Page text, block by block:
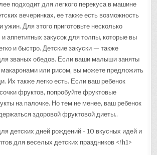
подходит для легкого перекуса в машине
вечеринках, ее также есть возможность
ужин. Для этого приготовьте несколько
аппетитных закусок для толпы, которые вы
и быстро. Детские закуски — также
званых обедов. Если ваши малыши заняты
макаронами или рисом, вы можете предложить
Их также легко есть. Если ваш ребенок
фруктов, попробуйте фруктовые
на палочке. Но тем не менее, ваш ребенок
здоровой фруктовой диеты..